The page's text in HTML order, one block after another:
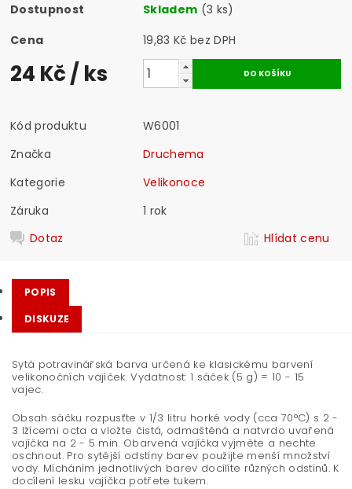
Dostupnost Skladem (3 ks)
Cena
19,83 Kč bez DPH
24 Kč/ ks
Kód produktu
W6001
Značka
Druchema
Kategorie
Velikonoce
Záruka
1 rok
Dotaz
Hlídat cenu
POPIS
DISKUZE
Sytá potravinářská barva určená ke klasickému barvení
velikonočních vajíček. Vydatnost: 1 sáček (5 g) = 10 - 15
vajec.
Obsah sáčku rozpusťte v 1/3 litru horké vody (cca 70°C) s 2 -
3 lžícemi octa a vložte čistá, odmaštěná a natvrdo uvařená
vajíčka na 2 - 5 min. Obarvená vajíčka vyjměte a nechte
oschnout. Pro sytější odstíny barev použijte menší množství
vody. Mícháním jednotlivých barev docílíte různých odstínů. K
docílení lesku vajíčka potřete tukem.